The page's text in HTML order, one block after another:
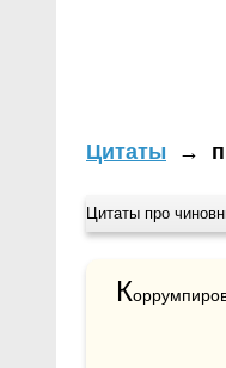
Цитаты →
Цитаты про
К